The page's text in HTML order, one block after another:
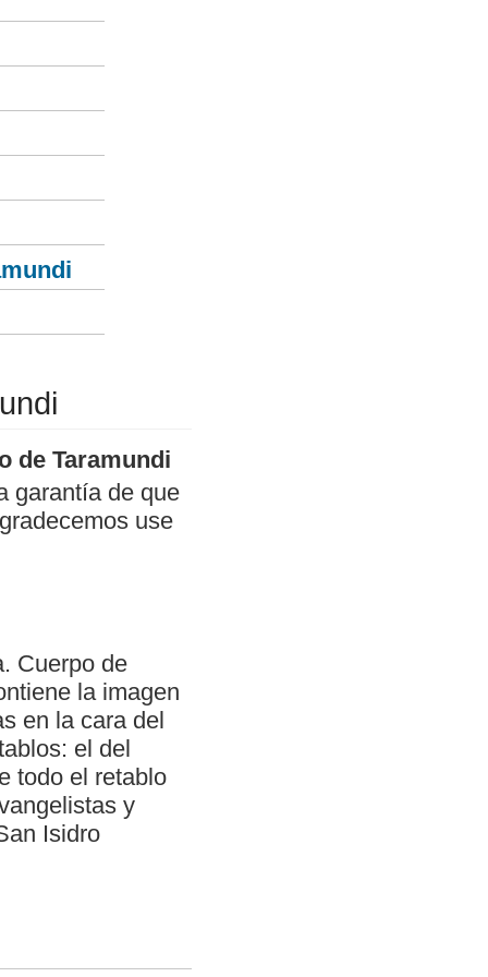
de Taramundi
garantía de que
use
Cuerpo de
la imagen
en la cara del
el del
todo el retablo
y
Isidro